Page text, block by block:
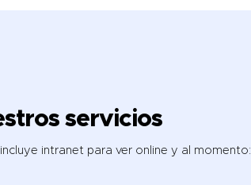
servicios
intranet para ver online y al momento: